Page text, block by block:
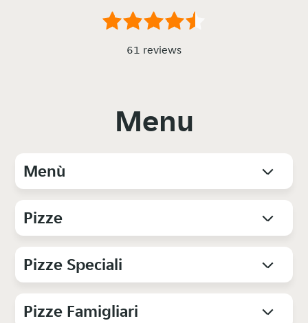
61 reviews
Menu
Menù
Pizze
Pizze Speciali
Pizze Famigliari